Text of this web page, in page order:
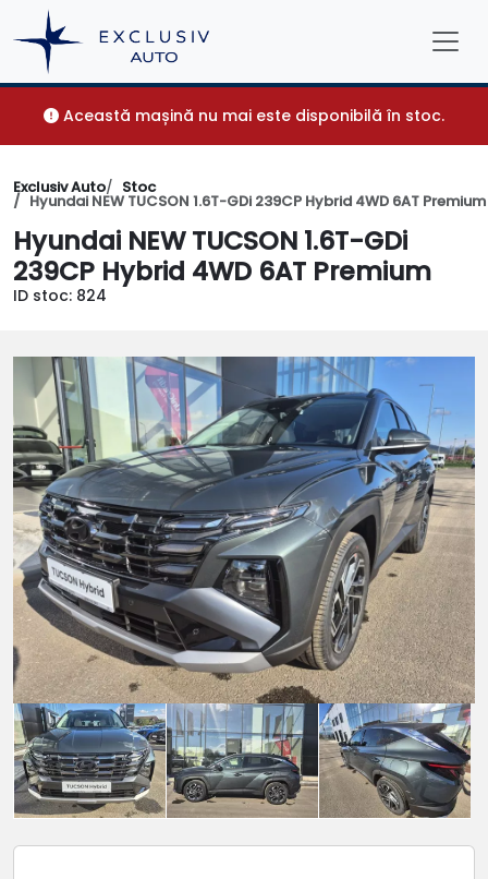
Această mașină nu mai este disponibilă în stoc.
Exclusiv Auto Stoc
Hyundai NEW TUCSON 1.6T-GDi 239CP Hybrid 4WD 6AT Premium
Hyundai NEW TUCSON 1.6T-GDi
239CP Hybrid 4WD 6AT Premium
ID stoc: 824